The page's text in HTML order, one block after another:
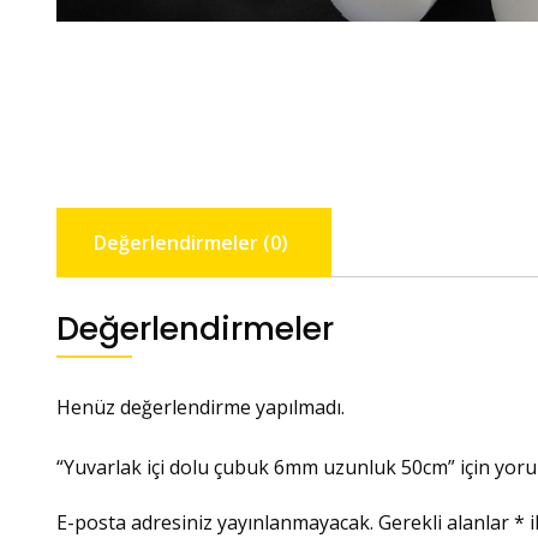
Değerlendirmeler (0)
Değerlendirmeler
Henüz değerlendirme yapılmadı.
“Yuvarlak içi dolu çubuk 6mm uzunluk 50cm” için
E-posta adresiniz yayınlanmayacak. Gerekli alanlar*